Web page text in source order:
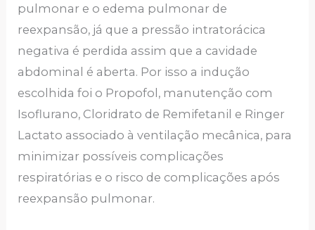
pulmonar e o edema pulmonar de
reexpansão, já que a pressão intratorácica
negativa é perdida assim que a cavidade
abdominal é aberta. Por isso a indução
escolhida foi o Propofol, manutenção com
Isoflurano, Cloridrato de Remifetanil e Ringer
Lactato associado à ventilação mecânica, para
minimizar possíveis complicações
respiratórias e o risco de complicações após
reexpansão pulmonar.